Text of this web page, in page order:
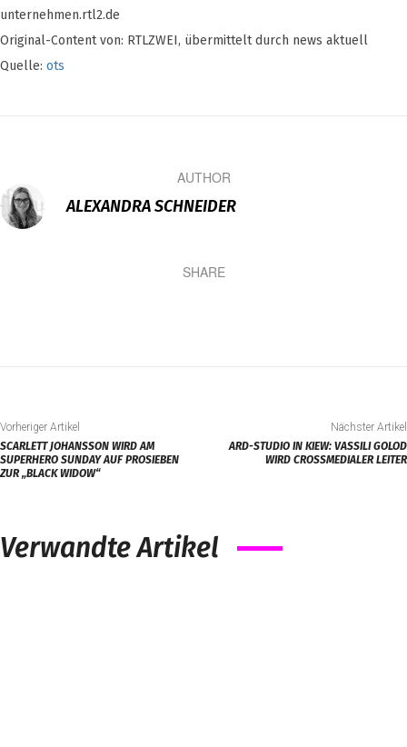
unternehmen.rtl2.de
Original-Content von: RTLZWEI, übermittelt durch news aktuell
Quelle: ots
AUTHOR
ALEXANDRA SCHNEIDER
SHARE
Vorheriger Artikel
SCARLETT JOHANSSON WIRD AM
SUPERHERO SUNDAY AUF PROSIEBEN
ZUR „BLACK WIDOW“
Nächster Artikel
ARD-STUDIO IN KIEW: VASSILI GOLOD
WIRD CROSSMEDIALER LEITER
Verwandte Artikel